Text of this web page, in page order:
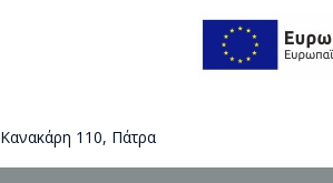
Κανακάρη 110, Πάτρα